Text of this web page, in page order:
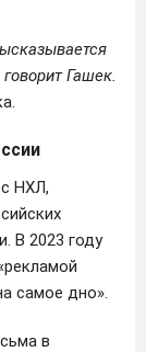
Гашек.
НХЛ,
В 2023 году
самое дно».
в